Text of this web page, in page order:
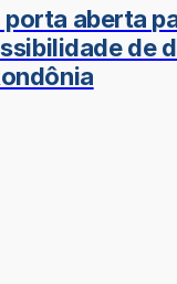
porta aberta
de